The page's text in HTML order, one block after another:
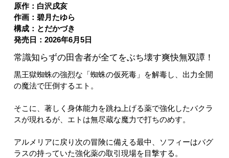
原作：白沢戌亥
作画：碧月たゆら
構成：とだかづき
発売日：2026年6月5日
常識知らずの田舎者が全てをぶち壊す爽快無双譚！
黒王獄蜘蛛の強烈な「蜘蛛の仮死毒」を解毒し、出力全開
の魔法で圧倒するエト。
そこに、著しく身体能力を跳ね上げる薬で強化したバクラ
スが現れるが、エトは無尽蔵な魔力で打ちのめす。
アルメリアに戻り次の冒険に備える最中、ソフィーはバグ
ラスの持っていた強化薬の取引現場を目撃する。